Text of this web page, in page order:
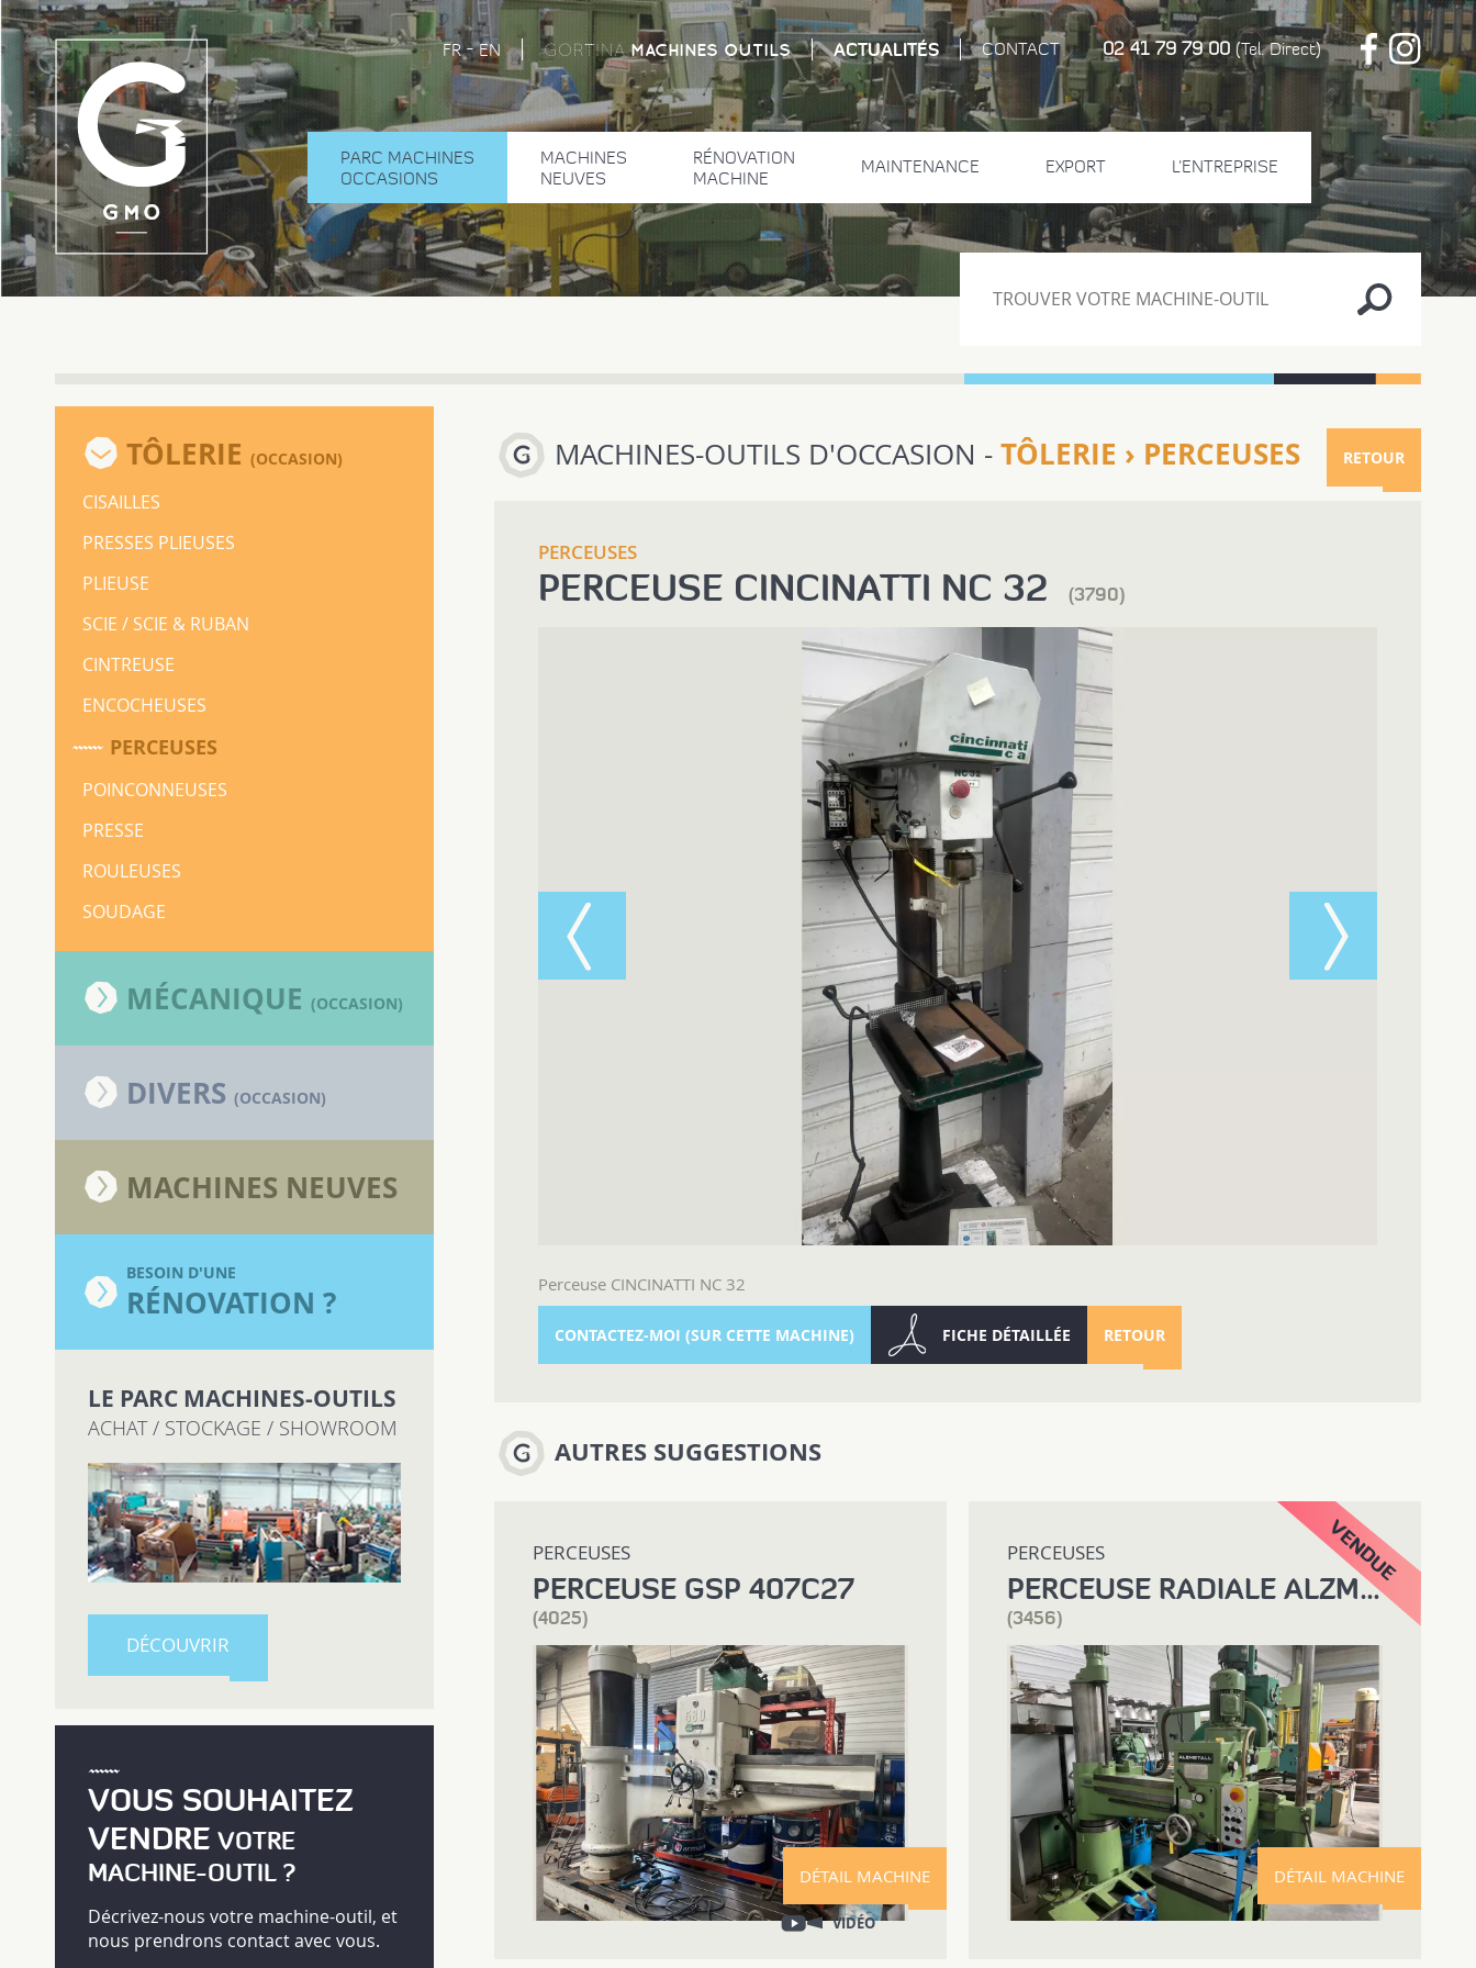
FR-EN GORTINAMACHINES OUTILS ACTUALITÉS CONTACT 02 41 79 79 00 (Tel. Direct)
PARC MACHINES
OCCASIONS
MACHINES
NEUVES
RÉNOVATION
MACHINE
MAINTENANCE EXPORT L'ENTREPRISE
TÔLERIE (OCCASION)
CISAILLES
PRESSES PLIEUSES
PLIEUSE
SCIE / SCIE & RUBAN
CINTREUSE
ENCOCHEUSES
PERCEUSES
POINCONNEUSES
PRESSE
ROULEUSES
SOUDAGE
MÉCANIQUE (OCCASION)
DIVERS (OCCASION)
MACHINES NEUVES
BESOIN D'UNE
RÉNOVATION ?
LE PARC MACHINES-OUTILS
ACHAT / STOCKAGE / SHOWROOM
DÉCOUVRIR
VOUS SOUHAITEZ
VENDRE VOTRE
MACHINE-OUTIL ?
Décrivez-nous votre machine-outil, et
nous prendrons contact avec vous.
RETOUR
MACHINES-OUTILS D'OCCASION - TÔLERIE › PERCEUSES
PERCEUSES
PERCEUSE CINCINATTI NC 32 (3790)
Perceuse CINCINATTI NC 32
CONTACTEZ-MOI (SUR CETTE MACHINE) FICHE DÉTAILLÉE RETOUR
AUTRES SUGGESTIONS
PERCEUSES
PERCEUSE GSP 407C27
(4025)
DÉTAIL MACHINE
VIDÉO
PERCEUSES
PERCEUSE RADIALE ALZMETALL AB 30R
(3456)
DÉTAIL MACHINE